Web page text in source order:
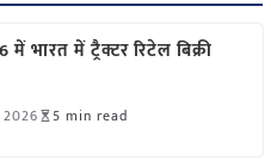
भारत में ट्रैक्टर रिटेल बिक्री
5 min read